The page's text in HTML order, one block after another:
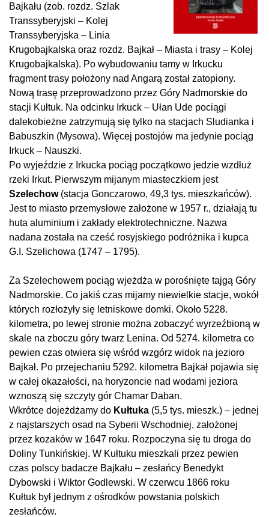
Bajkału (zob. rozdz. Szlak
Transsyberyjski – Kolej
Transsyberyjska – Linia
Krugobajkalska oraz rozdz. Bajkał – Miasta i trasy – Kolej
Krugobajkalska). Po wybudowaniu tamy w Irkucku
fragment trasy położony nad Angarą został zatopiony.
Nową trasę przeprowadzono przez Góry Nadmorskie do
stacji Kułtuk. Na odcinku Irkuck – Ułan Ude pociągi
dalekobieżne zatrzymują się tylko na stacjach Sludianka i
Babuszkin (Mysowa). Więcej postojów ma jedynie pociąg
Irkuck – Nauszki.
Po wyjeździe z Irkucka pociąg początkowo jedzie wzdłuż
rzeki Irkut. Pierwszym mijanym miasteczkiem jest
Szelechow(stacja Gonczarowo, 49,3 tys. mieszkańców).
Jest to miasto przemysłowe założone w 1957 r., działają tu
huta aluminium i zakłady elektrotechniczne. Nazwa
nadana została na cześć rosyjskiego podróżnika i kupca
G.I. Szelichowa (1747 – 1795).
Za Szelechowem pociąg wjeżdża w porośnięte tajgą Góry
Nadmorskie. Co jakiś czas mijamy niewielkie stacje, wokół
których rozłożyły się letniskowe domki. Około 5228.
kilometra, po lewej stronie można zobaczyć wyrzeźbioną w
skale na zboczu góry twarz Lenina. Od 5274. kilometra co
pewien czas otwiera się wśród wzgórz widok na jezioro
Bajkał. Po przejechaniu 5292. kilometra Bajkał pojawia się
w całej okazałości, na horyzoncie nad wodami jeziora
wznoszą się szczyty gór Chamar Daban.
Wkrótce dojeżdżamy do Kułtuka (5,5 tys. mieszk.) – jednej
z najstarszych osad na Syberii Wschodniej, założonej
przez kozaków w 1647 roku. Rozpoczyna się tu droga do
Doliny Tunkińskiej. W Kułtuku mieszkali przez pewien
czas polscy badacze Bajkału – zesłańcy Benedykt
Dybowski i Wiktor Godlewski. W czerwcu 1866 roku
Kułtuk był jednym z ośrodków powstania polskich
zesłańców.